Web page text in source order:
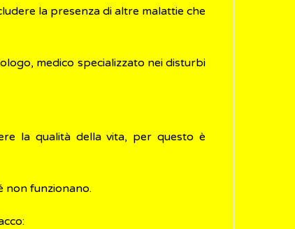
la presenza di altre malattie che
medico specializzato nei disturbi
la qualità della vita, per questo è
non funzionano.